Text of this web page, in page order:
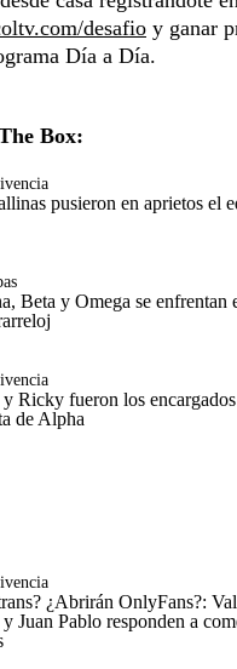
desafio y ganar
Día a Día.
Box:
pusieron en aprietos el
Beta y Omega se enfrentan
Ricky fueron los
de Alpha
¿Abrirán OnlyFans?:
Juan Pablo responden a